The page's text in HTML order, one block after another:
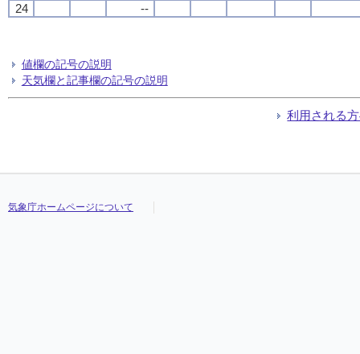
24
--
値欄の記号の説明
天気欄と記事欄の記号の説明
利用される
気象庁ホームページについて